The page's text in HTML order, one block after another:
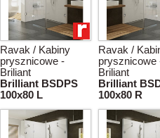
Ravak / Kabiny
prysznicowe -
Briliant
Brilliant BSDPS
100x80 L
Ravak /
prysznicowe
Briliant
Brilliant
100x80 R